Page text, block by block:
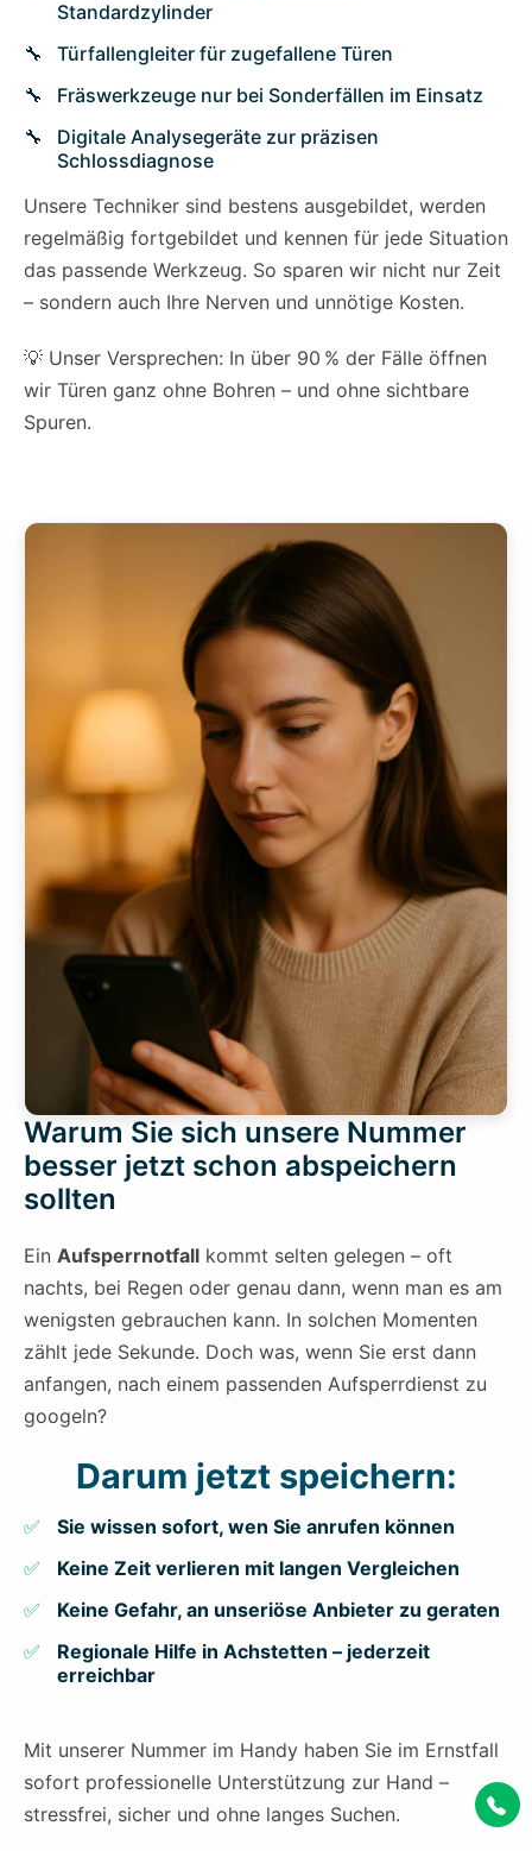
Standardzylinder
Türfallengleiter für zugefallene Türen
Fräswerkzeuge nur bei Sonderfällen im Einsatz
Digitale Analysegeräte zur präzisen
Schlossdiagnose
Unsere Techniker sind bestens ausgebildet, werden
regelmäßig fortgebildet und kennen für jede Situation
das passende Werkzeug. So sparen wir nicht nur Zeit
– sondern auch Ihre Nerven und unnötige Kosten.
💡 Unser Versprechen: In über 90 % der Fälle öffnen
wir Türen ganz ohne Bohren – und ohne sichtbare
Spuren.
Warum Sie sich unsere Nummer
besser jetzt schon abspeichern
sollten
Ein Aufsperrnotfall kommt selten gelegen – oft
nachts, bei Regen oder genau dann, wenn man es am
wenigsten gebrauchen kann. In solchen Momenten
zählt jede Sekunde. Doch was, wenn Sie erst dann
anfangen, nach einem passenden Aufsperrdienst zu
googeln?
Darum jetzt speichern:
Sie wissen sofort, wen Sie anrufen können
Keine Zeit verlieren mit langen Vergleichen
Keine Gefahr, an unseriöse Anbieter zu geraten
Regionale Hilfe in Achstetten – jederzeit
erreichbar
Mit unserer Nummer im Handy haben Sie im Ernstfall
sofort professionelle Unterstützung zur Hand –
stressfrei, sicher und ohne langes Suchen.